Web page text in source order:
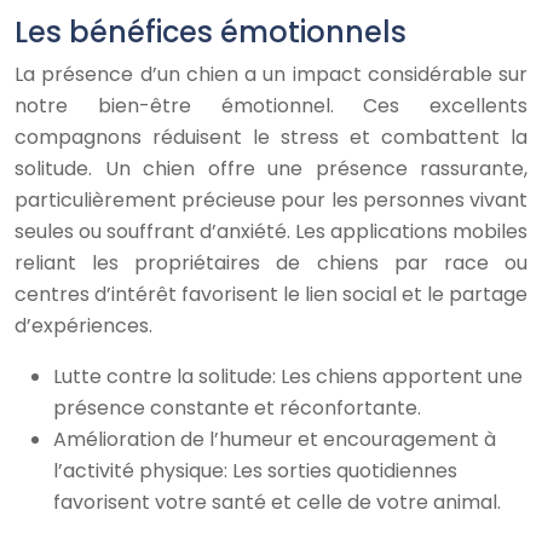
Les bénéfices émotionnels
La présence d’un chien a un impact considérable sur
notre bien-être émotionnel. Ces excellents
compagnons réduisent le stress et combattent la
solitude. Un chien offre une présence rassurante,
particulièrement précieuse pour les personnes vivant
seules ou souffrant d’anxiété. Les applications mobiles
reliant les propriétaires de chiens par race ou
centres d’intérêt favorisent le lien social et le partage
d’expériences.
Lutte contre la solitude: Les chiens apportent une
présence constante et réconfortante.
Amélioration de l’humeur et encouragement à
l’activité physique: Les sorties quotidiennes
favorisent votre santé et celle de votre animal.